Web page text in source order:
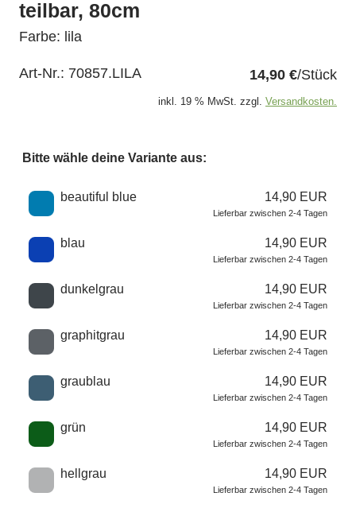
teilbar, 80cm
Farbe: lila
Art-Nr.: 70857.LILA 14,90 €/Stück
inkl. 19 % MwSt. zzgl. Versandkosten.
Bitte wähle deine Variante aus:
Wähle eine Farbe
beautiful blue 14,90 EUR
Lieferbar zwischen 2-4 Tagen
blau 14,90 EUR
Lieferbar zwischen 2-4 Tagen
dunkelgrau 14,90 EUR
Lieferbar zwischen 2-4 Tagen
graphitgrau 14,90 EUR
Lieferbar zwischen 2-4 Tagen
graublau 14,90 EUR
Lieferbar zwischen 2-4 Tagen
grün 14,90 EUR
Lieferbar zwischen 2-4 Tagen
hellgrau 14,90 EUR
Lieferbar zwischen 2-4 Tagen